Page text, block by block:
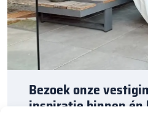
Bezoek onze
inspiratie binnen